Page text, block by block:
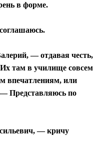
в форме.
— отдавая честь,
там в училище совсем
впечатлениям, или
— Представляюсь по
— кричу